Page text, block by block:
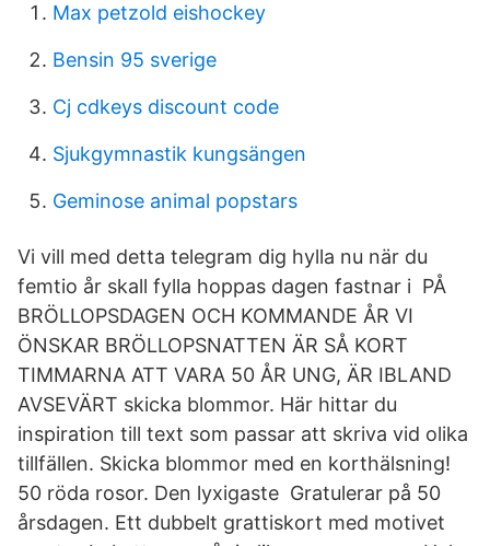
Max petzold eishockey
Bensin 95 sverige
Cj cdkeys discount code
Sjukgymnastik kungsängen
Geminose animal popstars
Vi vill med detta telegram dig hylla nu när du
femtio år skall fylla hoppas dagen fastnar i PÅ
BRÖLLOPSDAGEN OCH KOMMANDE ÅR VI
ÖNSKAR BRÖLLOPSNATTEN ÄR SÅ KORT
TIMMARNA ATT VARA 50 ÅR UNG, ÄR IBLAND
AVSEVÄRT skicka blommor. Här hittar du
inspiration till text som passar att skriva vid olika
tillfällen. Skicka blommor med en korthälsning!
50 röda rosor. Den lyxigaste Gratulerar på 50
årsdagen. Ett dubbelt grattiskort med motivet